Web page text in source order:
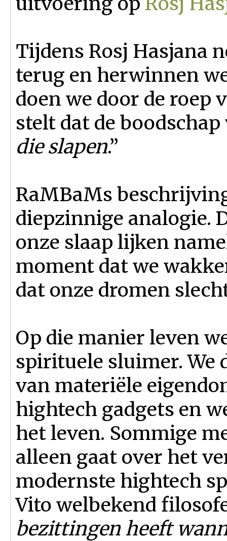
Tijdens Rosj Hasjana
terug en herwinnen
doen we door de roep
stelt dat de
die slapen.”
RaMBaMs
diepzinnige analogie.
onze slaap lijken
moment dat we
dat onze dromen
Op die manier leven
spirituele sluimer. We
van materiële
hightech gadgets en
het leven. Sommige
alleen gaat over het
modernste hightech
Vito welbekend
bezittingen heeft